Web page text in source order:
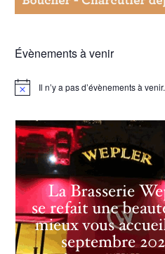
Évènements à venir
Notice Il n’y a pas d’évènements à venir.